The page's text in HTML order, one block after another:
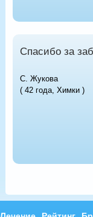
Спасибо за
С. Жукова
( 42 года, Химки )